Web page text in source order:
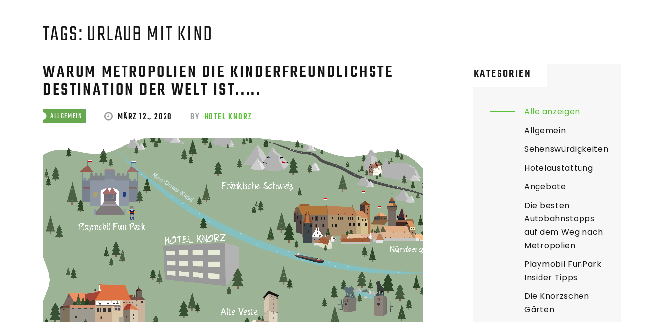
TAGS: URLAUB MIT KIND
WARUM METROPOLIEN DIE KINDERFREUNDLICHSTE
DESTINATION DER WELT IST.....
ALLGEMEIN MÄRZ 12., 2020 BY HOTEL KNORZ
KATEGORIEN
Alle anzeigen
Allgemein
Sehenswürdigkeiten
Hotelaustattung
Angebote
Die besten
Autobahnstopps
auf dem Weg nach
Metropolien
Playmobil FunPark
Insider Tipps
Die Knorzschen
Gärten